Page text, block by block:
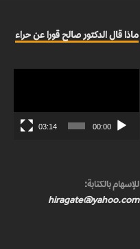
ماذا قال الدكتور صالح قورا عن حراء
00:00
03:14
للإسهام بالكتابة:
hiragate@yahoo.com